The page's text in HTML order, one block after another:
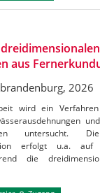
aus
2026
wird ein
untersucht.
erfolgt u.a. auf
die